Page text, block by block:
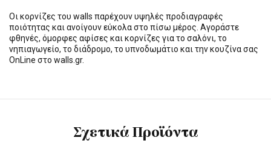
Οι κορνίζες του walls παρέχουν υψηλές προδιαγραφές
ποιότητας και ανοίγουν εύκολα στο πίσω μέρος. Αγοράστε
φθηνές, όμορφες αφίσες και κορνίζες για το σαλόνι, το
νηπιαγωγείο, το διάδρομο, το υπνοδωμάτιο και την κουζίνα σας
OnLine στο walls.gr.
Σχετικά Προϊόντα